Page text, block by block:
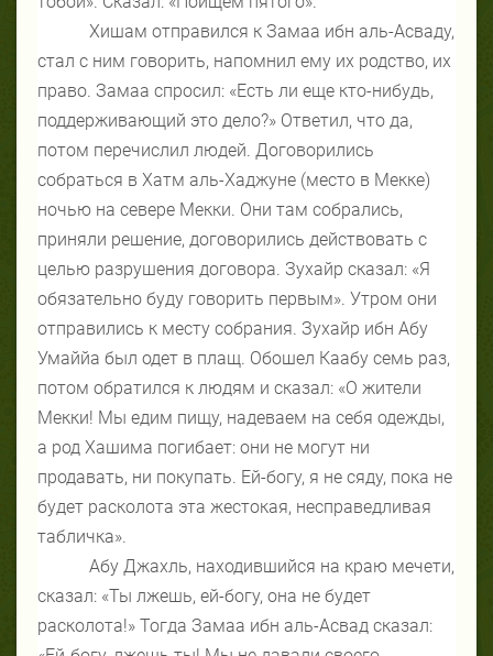
Хишам отправился к Замаа ибн аль-Асваду,
стал с ним говорить, напомнил ему их родство, их
право. Замаа спросил: «Есть ли еще кто-нибудь,
поддерживающий это дело?» Ответил, что да,
потом перечислил людей. Договорились
собраться в Хатм аль-Хаджуне (место в Мекке)
ночью на севере Мекки. Они там собрались,
приняли решение, договорились действовать с
целью разрушения договора. Зухайр сказал: «Я
обязательно буду говорить первым». Утром они
отправились к месту собрания. Зухайр ибн Абу
Умаййа был одет в плащ. Обошел Каабу семь раз,
потом обратился к людям и сказал: «О жители
Мекки! Мы едим пищу, надеваем на себя одежды,
а род Хашима погибает: они не могут ни
продавать, ни покупать. Ей-богу, я не сяду, пока не
будет расколота эта жестокая, несправедливая
табличка».
Абу Джахль, находившийся на краю мечети,
сказал: «Ты лжешь, ей-богу, она не будет
расколота!» Тогда Замаа ибн аль-Асвад сказал: